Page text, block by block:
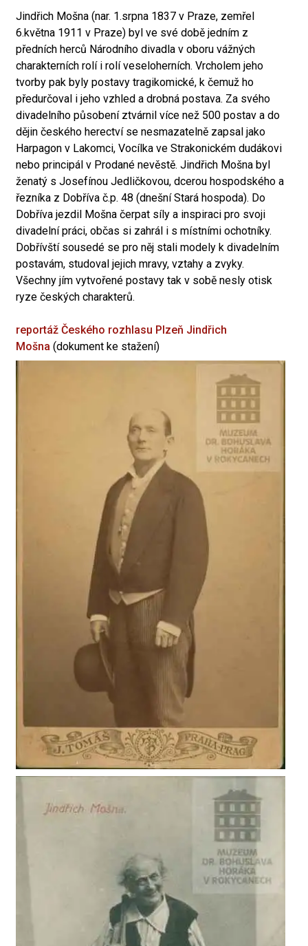
Jindřich Mošna (nar. 1.srpna 1837 v Praze, zemřel
6.května 1911 v Praze) byl ve své době jedním z
předních herců Národního divadla v oboru vážných
charakterních rolí i rolí veseloherních. Vrcholem jeho
tvorby pak byly postavy tragikomické, k čemuž ho
předurčoval i jeho vzhled a drobná postava. Za svého
divadelního působení ztvárnil více než 500 postav a do
dějin českého herectví se nesmazatelně zapsal jako
Harpagon v Lakomci, Vocílka ve Strakonickém dudákovi
nebo principál v Prodané nevěstě. Jindřich Mošna byl
ženatý s Josefínou Jedličkovou, dcerou hospodského a
řezníka z Dobříva č.p. 48 (dnešní Stará hospoda). Do
Dobříva jezdil Mošna čerpat síly a inspiraci pro svoji
divadelní práci, občas si zahrál i s místními ochotníky.
Dobřívští sousedé se pro něj stali modely k divadelním
postavám, studoval jejich mravy, vztahy a zvyky.
Všechny jím vytvořené postavy tak v sobě nesly otisk
ryze českých charakterů.
reportáž Českého rozhlasu Plzeň Jindřich
Mošna (dokument ke stažení)